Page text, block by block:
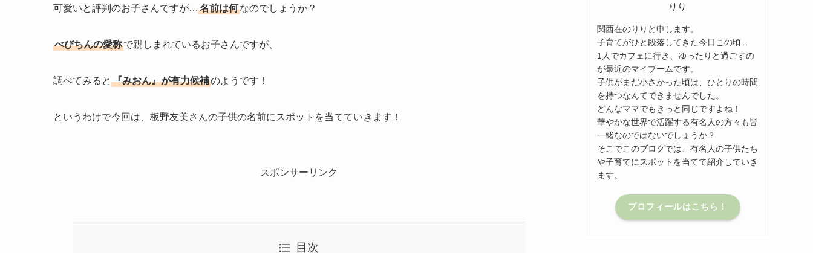
可愛いと評判のお子さんですが… 名前は何なのでしょうか？
べびちんの愛称で親しまれているお子さんですが、
調べてみると 『みおん』が有力候補のようです！
というわけで今回は、板野友美さんの子供の名前にスポットを当てていきます！
スポンサーリンク
目次
りり
関西在のりりと申します。
子育てがひと段落してきた今日この頃…
1人でカフェに行き、ゆったりと過ごすの
が最近のマイブームです。
子供がまだ小さかった頃は、ひとりの時間
を持つなんてできませんでした。
どんなママでもきっと同じですよね！
華やかな世界で活躍する有名人の方々も皆
一緒なのではないでしょうか？
そこでこのブログでは、有名人の子供たち
や子育てにスポットを当てて紹介していき
ます。
プロフィールはこちら！